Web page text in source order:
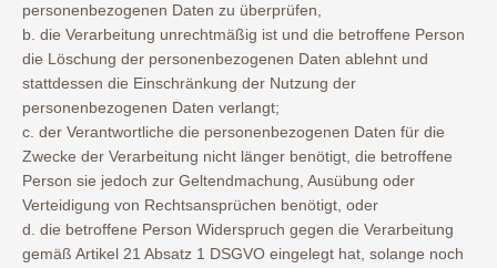
personenbezogenen Daten zu überprüfen,
b. die Verarbeitung unrechtmäßig ist und die betroffene Person
die Löschung der personenbezogenen Daten ablehnt und
stattdessen die Einschränkung der Nutzung der
personenbezogenen Daten verlangt;
c. der Verantwortliche die personenbezogenen Daten für die
Zwecke der Verarbeitung nicht länger benötigt, die betroffene
Person sie jedoch zur Geltendmachung, Ausübung oder
Verteidigung von Rechtsansprüchen benötigt, oder
d. die betroffene Person Widerspruch gegen die Verarbeitung
gemäß Artikel 21 Absatz 1 DSGVO eingelegt hat, solange noch